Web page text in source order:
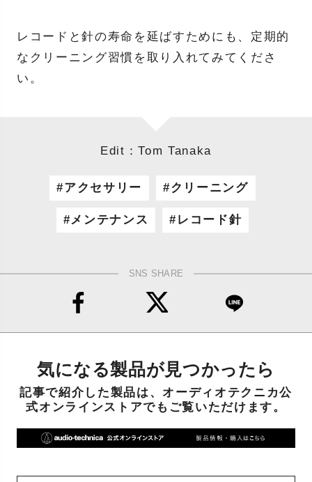
レコードと針の寿命を延ばすためにも、定期的
なクリーニング習慣を取り入れてみてくださ
い。
Edit：Tom Tanaka
アクセサリー クリーニング
メンテナンス レコード針
SNS SHARE
気になる製品が見つかったら
記事で紹介した製品は、オーディオテクニカ公
式オンラインストアでもご覧いただけます。